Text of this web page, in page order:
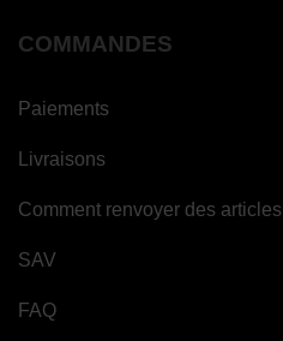
COMMANDES
Paiements
Livraisons
Comment renvoyer des articles
SAV
FAQ